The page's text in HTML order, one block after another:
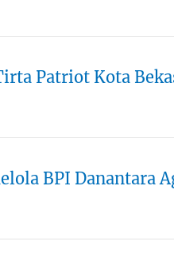
Patriot Kota
BPI Danantara